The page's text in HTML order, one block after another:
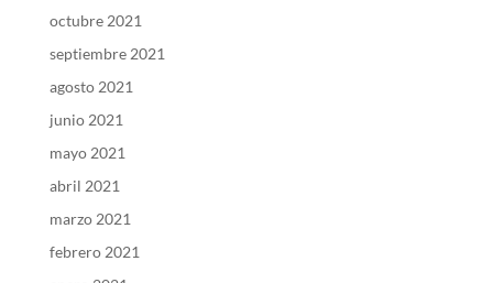
octubre 2021
septiembre 2021
agosto 2021
junio 2021
mayo 2021
abril 2021
marzo 2021
febrero 2021